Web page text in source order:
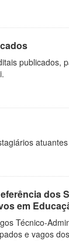
publicados,
dos
em
Técnico-
e vagos